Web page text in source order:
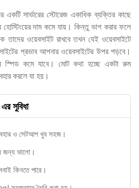
একটি সার্ভারের স্টোরেজ একাধিক ব্যক্তির কাছে
হোস্টিংয়ের দাম কমে যায়। কিন্তু ভাগ করার ফলে
তাদের ওয়েবসাইট রাখবে তখন যেই ওয়েবসাইটে
প্রভাব আপনার ওয়েবসাইটের উপর পড়বে।
স্পিড কমে যাবে। মোট কথা হচ্ছে একটা রুম
করলে যা হয়।
সুবিধা
ও সেটআপ খুব সহজ।
জন্য ভালো।
কিনতে পারে।